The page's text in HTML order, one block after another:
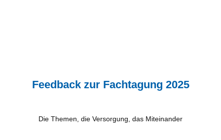
Feedback zur Fachtagung 2025
Die Themen, die Versorgung, das Miteinander